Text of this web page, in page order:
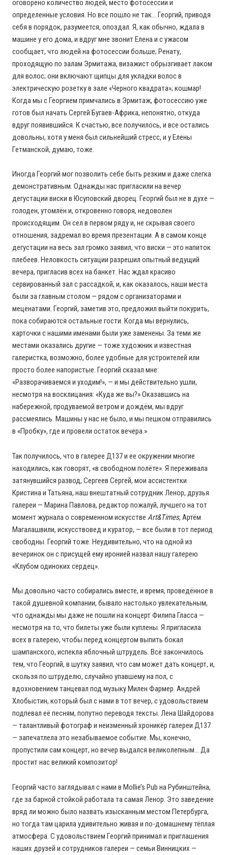
оговорено количество людей, место фотосессии и
определенные условия. Но все пошло не так… Георгий, приводя
себя в порядок, разумеется, опоздал. Я, как обычно, ждала в
машине у его дома, и вдруг мне звонит Елена и с ужасом
сообщает, что людей на фотосессии больше; Ренату,
проходящую по залам Эрмитажа, визажист обрызгивает лаком
для волос; они включают щипцы для укладки волос в
электрическую розетку в зале «Черного квадрата»; кошмар!
Когда мы с Георгием примчались в Эрмитаж, фотосессию уже
готов был начать Сергей Бугаев-Африка, непонятно, откуда
вдруг появившийся. К счастью, все получилось, и все остались
довольны, хотя у меня был сильнейший стресс, и у Елены
Гетманской, думаю, тоже.
Иногда Георгий мог позволить себе быть резким и даже слегка
демонстративным. Однажды нас пригласили на вечер
дегустации виски в Юсуповский дворец. Георгий был не в духе —
голоден, утомлён и, откровенно говоря, недоволен
происходящим. Он сел в первом ряду и, не скрывая своего
отношения, задремал во время презентации. А в самом конце
дегустации на весь зал громко заявил, что виски — это напиток
плебеев. Неловкость ситуации разрешил опытный ведущий
вечера, пригласив всех на банкет. Нас ждал красиво
сервированный зал с рассадкой, и, как оказалось, наши места
были за главным столом — рядом с организаторами и
меценатами. Георгий, заметив это, предложил выйти покурить,
пока собираются остальные гости. Когда мы вернулись,
карточки с нашими именами были уже заменены. За теми же
местами оказались другие — тоже художник и известная
галеристка, возможно, более удобные для устроителей или
просто более напористые. Георгий сказал мне:
«Разворачиваемся и уходим!», — и мы действительно ушли,
несмотря на восклицания: «Куда же вы?» Оказавшись на
набережной, продуваемой ветром и дождём, мы вдруг
рассмеялись. Машины у нас не было, и мы пешком отправились
в «Пробку», где и провели остаток вечера.»
Так получилось, что в галерее Д137 и ее окружении многие
находились, как говорят, «в свободном полёте». Я переживала
затянувшийся развод, Сергеев Сергей, мои ассистентки
Кристина и Татьяна, наш внештатный сотрудник Ленор, друзья
галереи — Марина Павлова, редактор пожалуй, лучшего на тот
момент журнала о современном искусстве Art&Times, Артём
Магалашвили, искусствовед и куратор, — все были в тот период
свободны. Георгий тоже. Неудивительно, что на одной из
вечеринок он с присущей ему иронией назвал нашу галерею
«Клубом одиноких сердец».
Мы довольно часто собирались вместе, и время, проведённое в
такой душевной компании, бывало настолько увлекательным,
что однажды мы даже не пошли на концерт Филипа Гласса —
несмотря на то, что билеты уже были куплены. Я пригласила
всех в галерею, чтобы перед концертом выпить бокал
шампанского, испекла яблочный штрудель. Всё закончилось
тем, что Георгий, в шутку заявил, что сам может дать концерт, и,
скользя по штруделю, случайно упавшему на пол, с
вдохновением танцевал под музыку Милен Фармер. Андрей
Хлобыстин, который был с нами в тот вечер, с удовольствием
подпевал её песням, попутно переводя тексты. Лена Шайдорова
— талантливый фотограф и неизменный хроникёр галереи Д137
— запечатлела это незабываемое событие. Мы, конечно,
пропустили сам концерт, но вечер выдался великолепным… Да
простит нас великий композитор!
Георгий часто заглядывал с нами в Mollie’s Pub на Рубинштейна,
где за барной стойкой работала та самая Ленор. Это заведение
вряд ли можно было назвать изысканным местом Петербурга,
но тогда там царила удивительно живая и по-домашнему тёплая
атмосфера. С удовольствием Георгий принимал и приглашения
наших друзей и сотрудников галереи — семьи Винницких —